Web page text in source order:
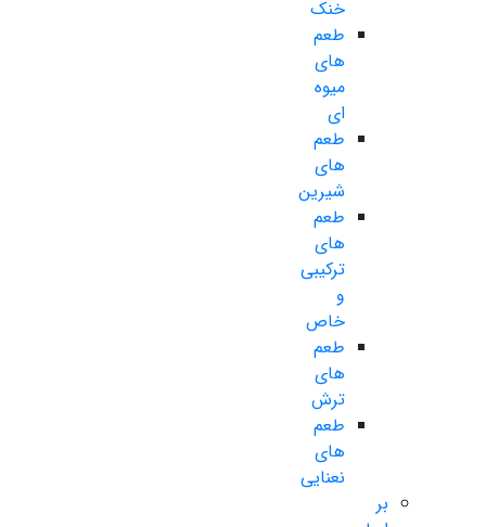
خنک
طعم
های
میوه
ای
طعم
های
شیرین
طعم
های
ترکیبی
و
خاص
طعم
های
ترش
طعم
های
نعنایی
بر